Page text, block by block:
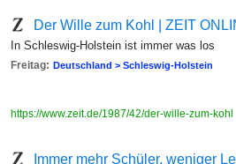
Der Wille zum Kohl | ZEIT
In Schleswig-Holstein ist immer was los
Freitag: Deutschland > Schleswig-Holstein
https://www.zeit.de/1987/42/der-wille-zum-kohl
Immer mehr Schüler, weniger